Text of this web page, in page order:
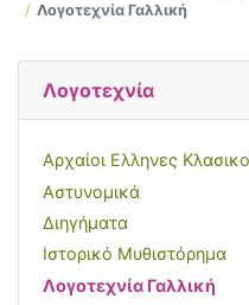
Λογοτεχνία Γαλλική
Λογοτεχνία
Αρχαίοι Ελληνες
Αστυνομικά
Διηγήματα
Ιστορικό Μυθιστόρημα
Λογοτεχνία Γαλλική